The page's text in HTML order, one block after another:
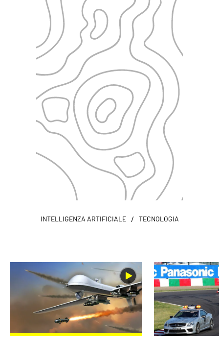
INTELLIGENZA ARTIFICIALE / TECNOLOGIA